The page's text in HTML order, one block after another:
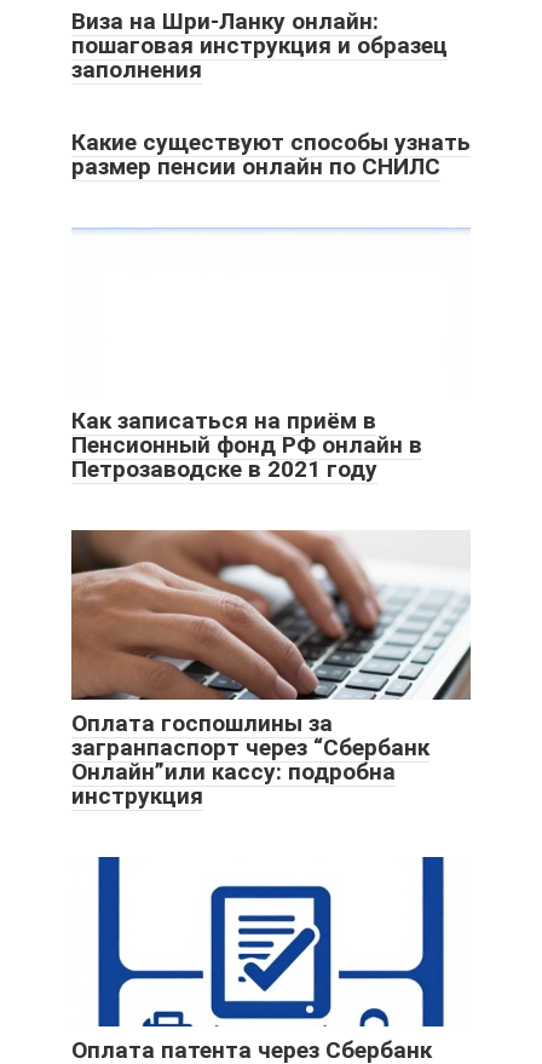
Виза на Шри-Ланку онлайн:
пошаговая инструкция и образец
заполнения
Какие существуют способы узнать
размер пенсии онлайн по СНИЛС
Как записаться на приём в
Пенсионный фонд РФ онлайн в
Петрозаводске в 2021 году
Оплата госпошлины за
загранпаспорт через “Сбербанк
Онлайн”или кассу: подробна
инструкция
Оплата патента через Сбербанк